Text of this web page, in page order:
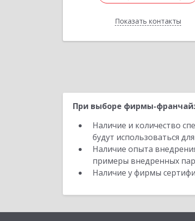
Показать контакты
Назад
При выборе фирмы-
Наличие и количество
будут использоваться
Наличие опыта
примеры внедренных
Наличие у фирмы